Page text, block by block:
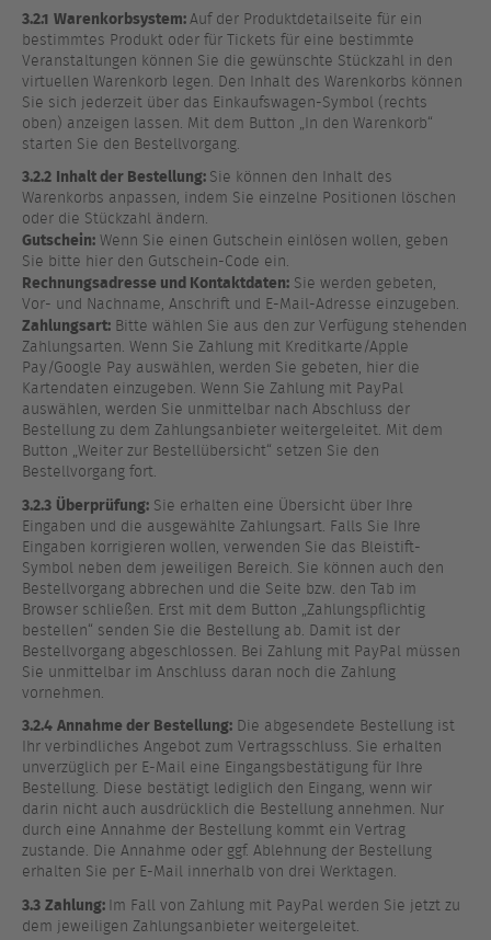
3.2.1 Warenkorbsystem:Auf der Produktdetailseite für ein
bestimmtes Produkt oder für Tickets für eine bestimmte
Veranstaltungen können Sie die gewünschte Stückzahl in den
virtuellen Warenkorb legen. Den Inhalt des Warenkorbs können
Sie sich jederzeit über das Einkaufswagen-Symbol (rechts
oben) anzeigen lassen. Mit dem Button „In den Warenkorb“
starten Sie den Bestellvorgang.
3.2.2 Inhalt der Bestellung: Sie können den Inhalt des
Warenkorbs anpassen, indem Sie einzelne Positionen löschen
oder die Stückzahl ändern.
Gutschein: Wenn Sie einen Gutschein einlösen wollen, geben
Sie bitte hier den Gutschein-Code ein.
Rechnungsadresse und Kontaktdaten: Sie werden gebeten,
Vor- und Nachname, Anschrift und E-Mail-Adresse einzugeben.
Zahlungsart: Bitte wählen Sie aus den zur Verfügung stehenden
Zahlungsarten. Wenn Sie Zahlung mit Kreditkarte/Apple
Pay/Google Pay auswählen, werden Sie gebeten, hier die
Kartendaten einzugeben. Wenn Sie Zahlung mit PayPal
auswählen, werden Sie unmittelbar nach Abschluss der
Bestellung zu dem Zahlungsanbieter weitergeleitet. Mit dem
Button „Weiter zur Bestellübersicht“ setzen Sie den
Bestellvorgang fort.
3.2.3 Überprüfung: Sie erhalten eine Übersicht über Ihre
Eingaben und die ausgewählte Zahlungsart. Falls Sie Ihre
Eingaben korrigieren wollen, verwenden Sie das Bleistift-
Symbol neben dem jeweiligen Bereich. Sie können auch den
Bestellvorgang abbrechen und die Seite bzw. den Tab im
Browser schließen. Erst mit dem Button „Zahlungspflichtig
bestellen“ senden Sie die Bestellung ab. Damit ist der
Bestellvorgang abgeschlossen. Bei Zahlung mit PayPal müssen
Sie unmittelbar im Anschluss daran noch die Zahlung
vornehmen.
3.2.4Annahme der Bestellung: Die abgesendete Bestellung ist
Ihr verbindliches Angebot zum Vertragsschluss. Sie erhalten
unverzüglich per E-Mail eine Eingangsbestätigung für Ihre
Bestellung. Diese bestätigt lediglich den Eingang, wenn wir
darin nicht auch ausdrücklich die Bestellung annehmen. Nur
durch eine Annahme der Bestellung kommt ein Vertrag
zustande. Die Annahme oder ggf. Ablehnung der Bestellung
erhalten Sie per E-Mail innerhalb von drei Werktagen.
3.3Zahlung: Im Fall von Zahlung mit PayPal werden Sie jetzt zu
dem jeweiligen Zahlungsanbieter weitergeleitet.